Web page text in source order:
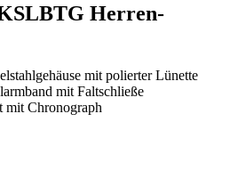
Herren-
mit polierter Lünette
mit Faltschließe
mit Chronograph